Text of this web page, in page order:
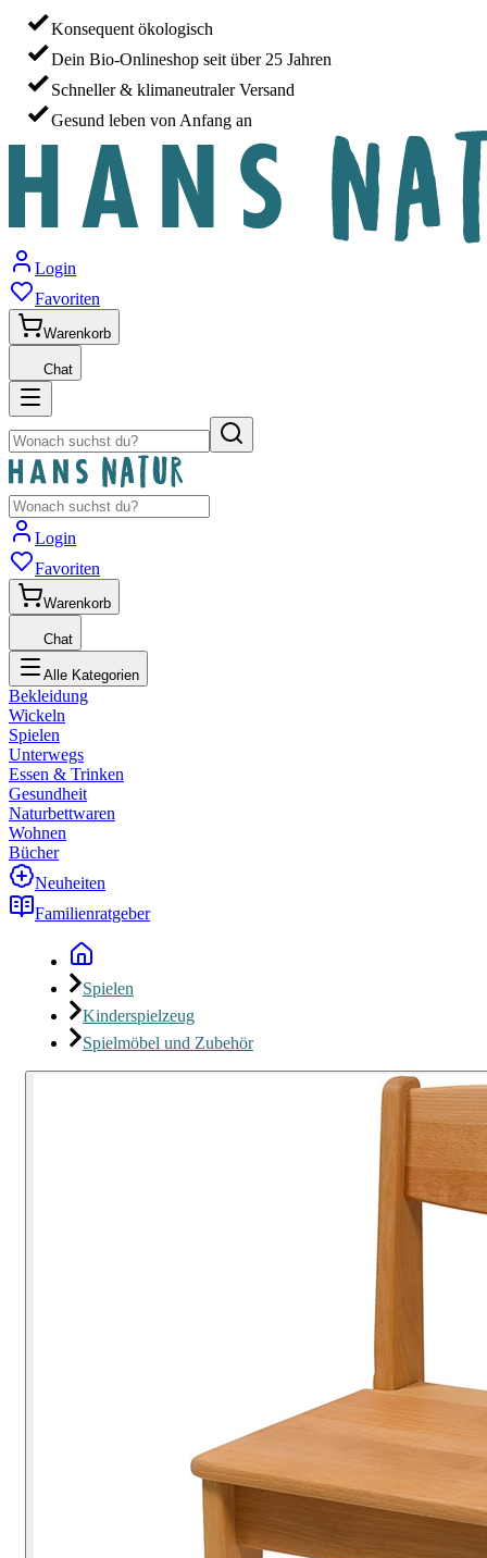
Konsequent ökologisch
Dein Bio-Onlineshop seit über 25 Jahren
Schneller & klimaneutraler Versand
Gesund leben von Anfang an
Login
Favoriten
Warenkorb
Chat
Login
Favoriten
Warenkorb
Chat
Alle Kategorien
Bekleidung
Wickeln
Spielen
Unterwegs
Essen & Trinken
Gesundheit
Naturbettwaren
Wohnen
Bücher
Neuheiten
Familienratgeber
Spielen
Kinderspielzeug
Spielmöbel und Zubehör